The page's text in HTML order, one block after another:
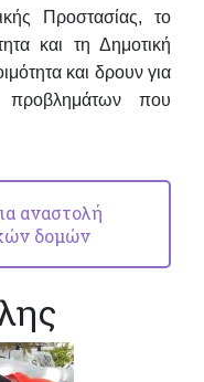
Προστασίας, το
και τη Δημοτική
και δρουν για
προβλημάτων που
αναστολή
δομών